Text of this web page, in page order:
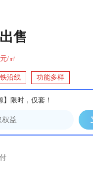
售
元/㎡
沿线 功能多样
】限时，仅套！